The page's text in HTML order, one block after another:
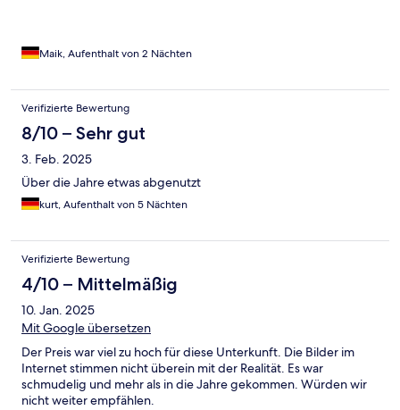
Maik, Aufenthalt von 2 Nächten
Verifizierte Bewertung
8/10 – Sehr gut
3. Feb. 2025
Über die Jahre etwas abgenutzt
kurt, Aufenthalt von 5 Nächten
Verifizierte Bewertung
4/10 – Mittelmäßig
10. Jan. 2025
Mit Google übersetzen
Der Preis war viel zu hoch für diese Unterkunft. Die Bilder im
Internet stimmen nicht überein mit der Realität. Es war
schmudelig und mehr als in die Jahre gekommen. Würden wir
nicht weiter empfählen.